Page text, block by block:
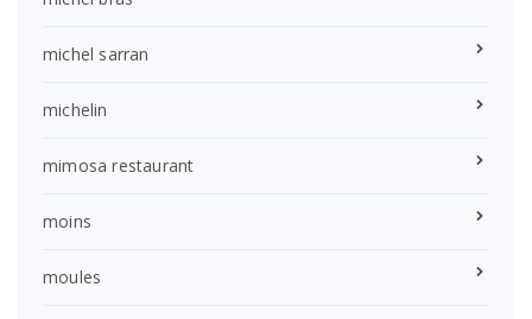
michel sarran
michelin
mimosa restaurant
moins
moules